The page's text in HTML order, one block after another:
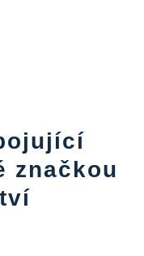
značkou